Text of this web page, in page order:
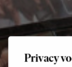
Privacy